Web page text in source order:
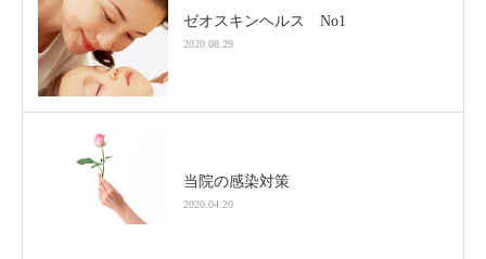
ゼオスキンヘルス No1
2020.08.29
当院の感染対策
2020.04.20